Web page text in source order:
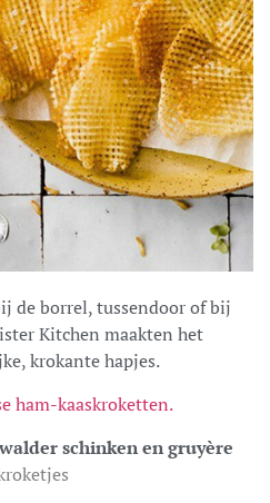
de borrel, tussendoor of bij
Kitchen maakten het
krokante hapjes.
ham-kaaskroketten.
schinken en gruyère